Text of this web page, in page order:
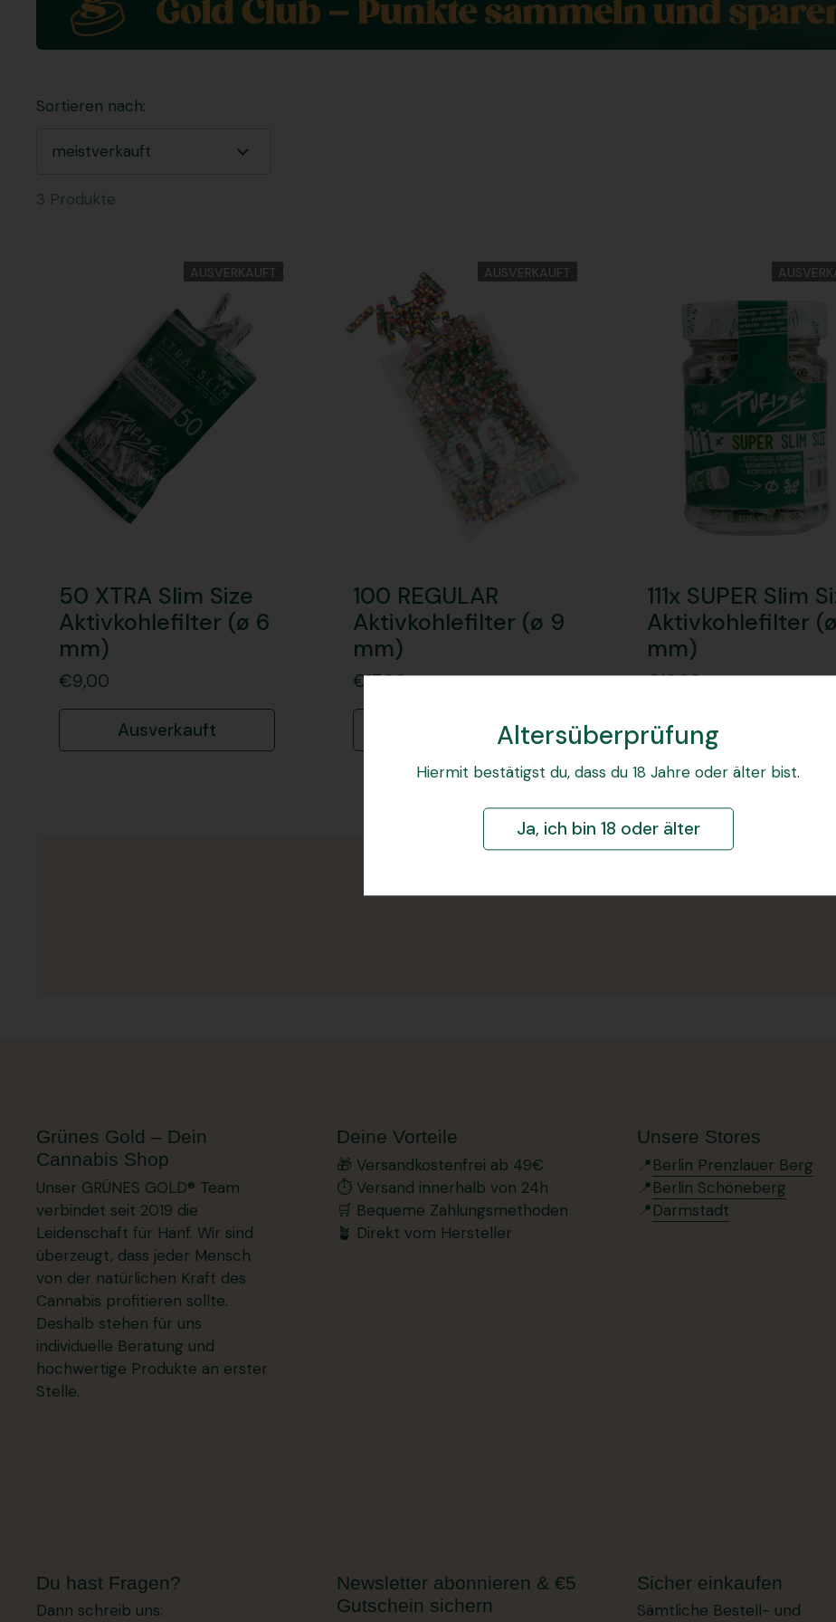
Sortieren nach:
3 Produkte
50 XTRA Slim Size
Aktivkohlefilter (ø 6
mm)
€9,00
Ausverkauft
AUSVERKAUFT
100 REGULAR
Aktivkohlefilter (ø 9
mm)
€17,90
Ausverkauft
AUSVERKAUFT
111x SUPER Slim
Aktivkohlefilter
mm)
€18,90
Ausverkauft
Grünes Gold – Dein
Cannabis Shop
Unser GRÜNES GOLD® Team
verbindet seit 2019 die
Leidenschaft für Hanf. Wir sind
überzeugt, dass jeder Mensch
von der natürlichen Kraft des
Cannabis profitieren sollte.
Deshalb stehen für uns
individuelle Beratung und
hochwertige Produkte an erster
Stelle.
Deine Vorteile
🎁 Versandkostenfrei ab 49€
⏱️ Versand innerhalb von 24h
🛒 Bequeme Zahlungsmethoden
🪴 Direkt vom Hersteller
Unsere Stores
📍Berlin Prenzlauer Berg
📍Berlin Schöneberg
📍Darmstadt
Du hast Fragen?
Dann schreib uns:
Newsletter abonnieren & €5
Gutschein sichern
Sicher einkaufen
Sämtliche Bestell- und
Altersüberprüfung
Hiermit bestätigst du, dass du 18 Jahre oder älter bist.
Ja, ich bin 18 oder älter